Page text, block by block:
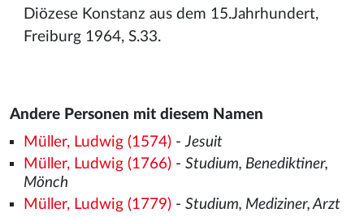
Diözese Konstanz aus dem 15.Jahrhundert,
Freiburg 1964, S.33.
Andere Personen mit diesem Namen
Müller, Ludwig (1574)-Jesuit
Müller, Ludwig (1766)- Studium, Benediktiner,
Mönch
Müller, Ludwig (1779)- Studium, Mediziner, Arzt